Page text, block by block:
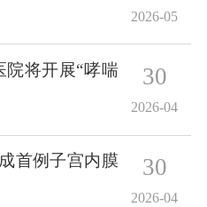
2026-05
院将开展“哮喘
30
2026-04
首例子宫内膜
30
2026-04